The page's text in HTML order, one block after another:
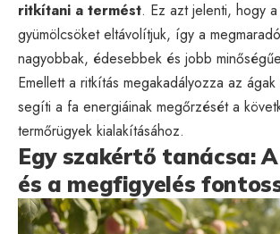
ritkítani a termést. Ez azt jelenti, hogy
gyümölcsöket eltávolítjuk, így a
nagyobbak, édesebbek és jobb
Emellett a ritkítás megakadályozza az
segíti a fa energiáinak megőrzését a
termőrügyek kialakításához.
Egy szakértő tanácsa:
és a megfigyelés